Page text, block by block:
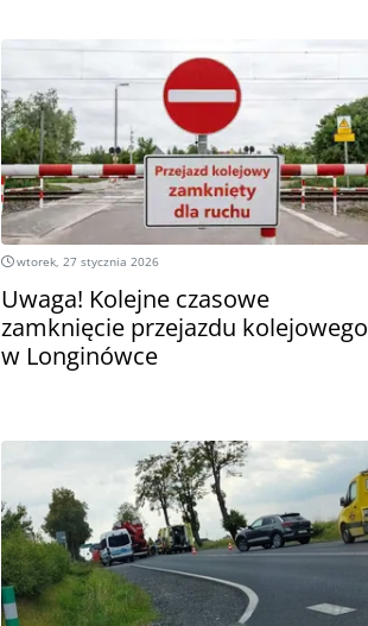
wtorek, 27 stycznia 2026
Uwaga! Kolejne czasowe
zamknięcie przejazdu kolejowego
w Longinówce